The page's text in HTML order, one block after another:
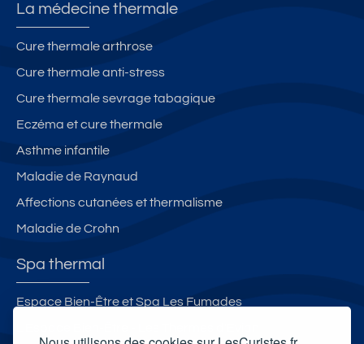
La médecine thermale
Cure thermale arthrose
Cure thermale anti-stress
Cure thermale sevrage tabagique
Eczéma et cure thermale
Asthme infantile
Maladie de Raynaud
Affections cutanées et thermalisme
Maladie de Crohn
Spa thermal
Espace Bien-Être et Spa Les Fumades